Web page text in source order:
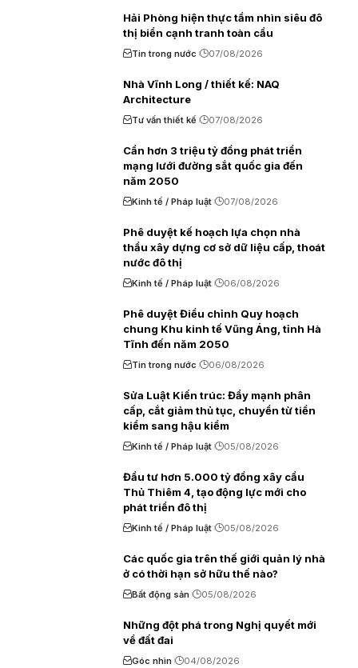
Hải Phòng hiện thực tầm nhìn siêu đô
thị biển cạnh tranh toàn cầu
Tin trong nước 07/08/2026
Nhà Vĩnh Long / thiết kế: NAQ
Architecture
Tư vấn thiết kế 07/08/2026
Cần hơn 3 triệu tỷ đồng phát triển
mạng lưới đường sắt quốc gia đến
năm 2050
Kinh tế / Pháp luật 07/08/2026
Phê duyệt kế hoạch lựa chọn nhà
thầu xây dựng cơ sở dữ liệu cấp, thoát
nước đô thị
Kinh tế / Pháp luật 06/08/2026
Phê duyệt Điều chỉnh Quy hoạch
chung Khu kinh tế Vũng Áng, tỉnh Hà
Tĩnh đến năm 2050
Tin trong nước 06/08/2026
Sửa Luật Kiến trúc: Đẩy mạnh phân
cấp, cắt giảm thủ tục, chuyển từ tiền
kiểm sang hậu kiểm
Kinh tế / Pháp luật 05/08/2026
Đầu tư hơn 5.000 tỷ đồng xây cầu
Thủ Thiêm 4, tạo động lực mới cho
phát triển đô thị
Kinh tế / Pháp luật 05/08/2026
Các quốc gia trên thế giới quản lý nhà
ở có thời hạn sở hữu thế nào?
Bất động sản 05/08/2026
Những đột phá trong Nghị quyết mới
về đất đai
Góc nhìn 04/08/2026